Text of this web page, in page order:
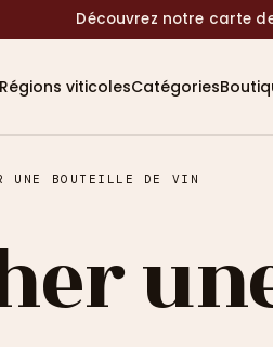
Découvrez notre carte
Régions viticolesCatégories
UNE BOUTEILLE DE VIN